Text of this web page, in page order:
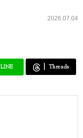
2026.07.04
LINE Threads